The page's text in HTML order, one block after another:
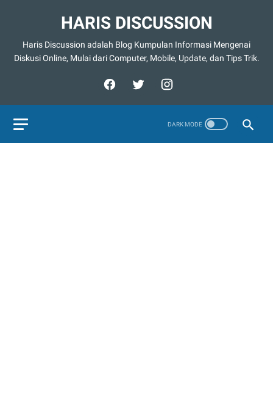
HARIS DISCUSSION
Haris Discussion adalah Blog Kumpulan Informasi Mengenai
Diskusi Online, Mulai dari Computer, Mobile, Update, dan Tips Trik.